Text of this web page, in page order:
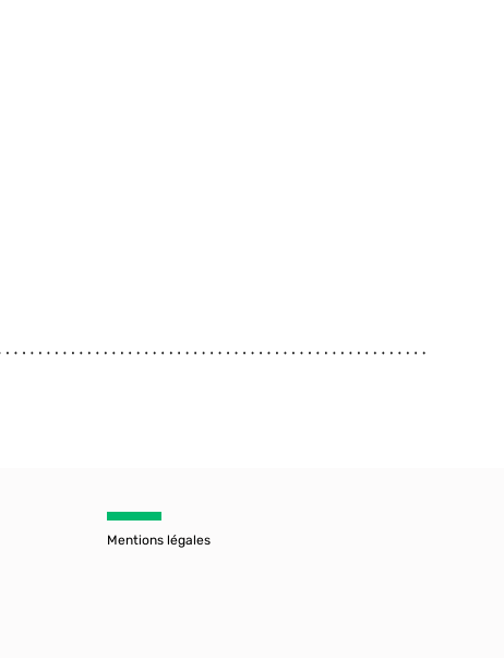
Mentions légales